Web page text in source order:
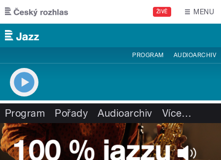
Přejít k hlavnímu obsahu
ŽIVĚ MENU
PROGRAM AUDIOARCHIV
Program Pořady Audioarchiv Více…